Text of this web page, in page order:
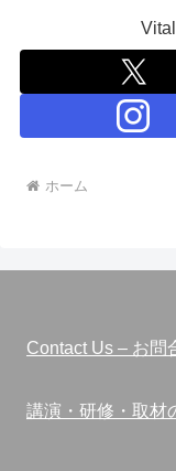
ホーム
Contact Us – お問
講演・研修・取材